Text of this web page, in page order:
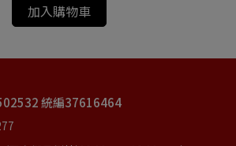
加入購物車
統編37616464